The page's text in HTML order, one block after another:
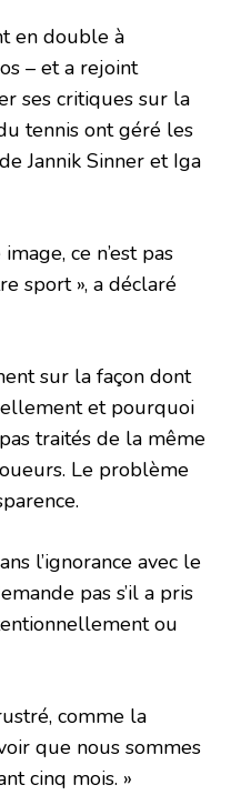
en double à
– et a rejoint
ses critiques sur la
tennis ont géré les
Jannik Sinner et Iga
ce n’est pas
sport », a déclaré
sur la façon dont
et pourquoi
traités de la même
Le problème
l’ignorance avec le
pas s’il a pris
ou
comme la
que nous sommes
cinq mois. »